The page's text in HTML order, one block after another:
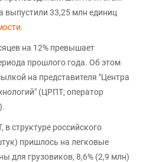
выпустили 33,25 млн единиц
.
на 12% превышает
прошлого года. Об этом
на представителя "Центра
(ЦРПТ; оператор
структуре российского
пришлось на легковые
для грузовиков, 8,6% (2,9 млн)